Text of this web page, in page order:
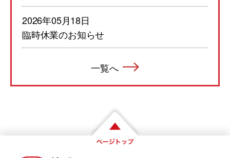
2026年05月18日
臨時休業のお知らせ
一覧へ